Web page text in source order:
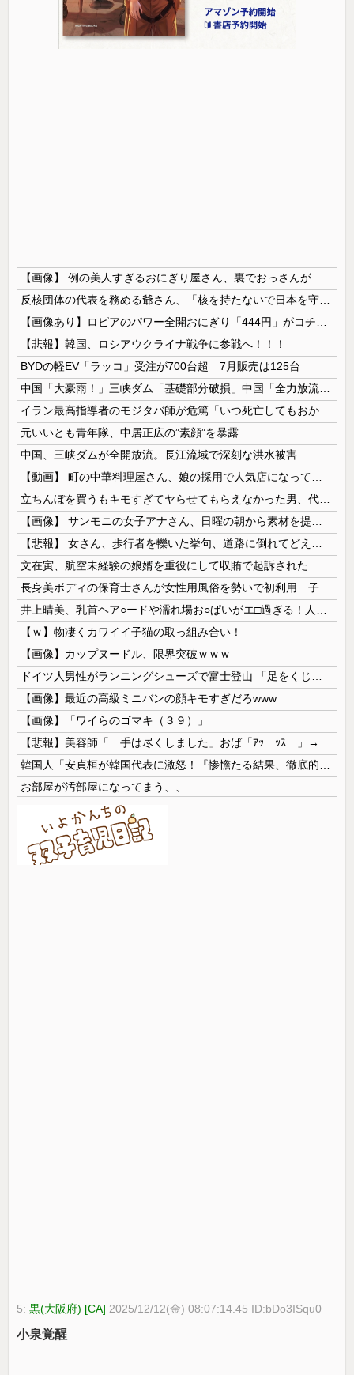
【悲報】韓国、ロシアウクライナ戦争に参戦へ！！！
BYDの軽EV「ラッコ」受注が700台超 7月販売は125台
元いいとも青年隊、中居正広の”素顔”を暴露
中国、三峡ダムが全開放流。長江流域で深刻な洪水被害
文在寅、航空未経験の娘婿を重役にして収賄で起訴された
【ｗ】物凄くカワイイ子猫の取っ組み合い！
【画像】カップヌードル、限界突破ｗｗｗ
【画像】最近の高級ミニバンの顔キモすぎだろwww
【画像】「ワイらのゴマキ（３９）」
【悲報】美容師「…手は尽くしました」おば「ｱｯ…ｯｽ…」→
お部屋が汚部屋になってまう、、
5:黒(大阪府) [CA] 2025/12/12(金) 08:07:14.45 ID:bDo3ISqu0
小泉覚醒